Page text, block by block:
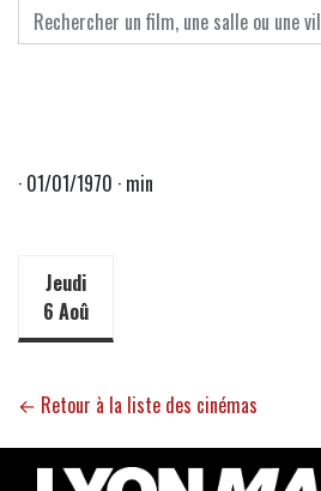
· 01/01/1970 · min
Jeudi
6 Aoû
← Retour à la liste des cinémas